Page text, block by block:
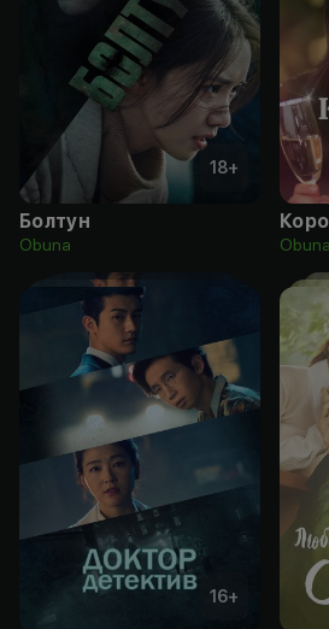
18+
Болтун
Obuna Obuna
16+